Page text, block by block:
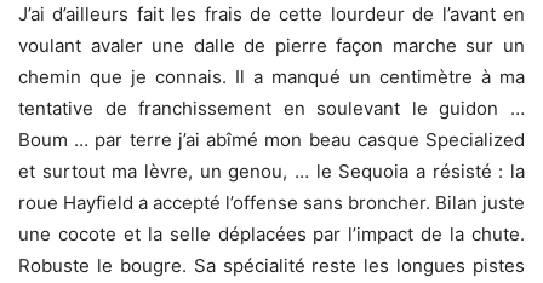
J’ai d’ailleurs fait les frais de cette lourdeur de l’avant en
voulant avaler une dalle de pierre façon marche sur un
chemin que je connais. Il a manqué un centimètre à ma
tentative de franchissement en soulevant le guidon …
Boum … par terre j’ai abîmé mon beau casque Specialized
et surtout ma lèvre, un genou, … le Sequoia a résisté : la
roue Hayfield a accepté l’offense sans broncher. Bilan juste
une cocote et la selle déplacées par l’impact de la chute.
Robuste le bougre. Sa spécialité reste les longues pistes